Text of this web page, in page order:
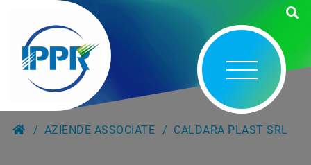
AZIENDE ASSOCIATE CALDARA PLAST SRL